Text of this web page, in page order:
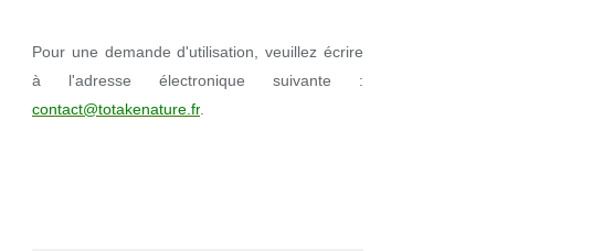
Pour une demande d'utilisation, veuillez écrire
à l'adresse électronique suivante :
contact@totakenature.fr